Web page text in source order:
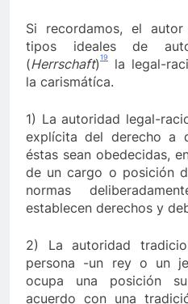
Si recordamos, el
tipos ideales de
(Herrschaft)19 la legal-
la carismátíca.
1) La autoridad legal-
explícita del derecho a
éstas sean obedecidas,
de un cargo o posición
normas
establecen derechos y
2) La autoridad
persona -un rey o un
ocupa una posición
acuerdo con una